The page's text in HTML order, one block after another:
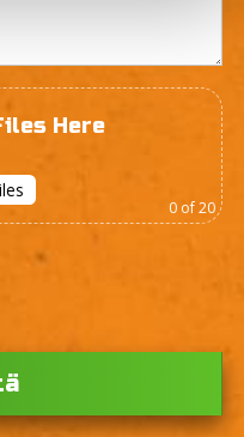
Here
0of 20